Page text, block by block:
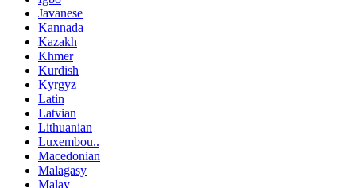
Javanese
Kannada
Kazakh
Khmer
Kurdish
Kyrgyz
Latin
Latvian
Lithuanian
Luxembou..
Macedonian
Malagasy
Malay